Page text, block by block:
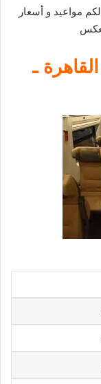
مواعيد و أسعار
« القاهرة ـ